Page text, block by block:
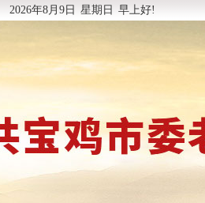
2026年8月9日 星期日 早上好!